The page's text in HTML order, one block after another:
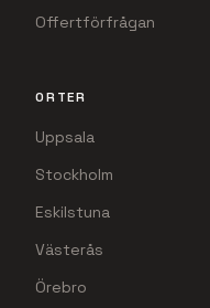
Offertförfrågan
ORTER
Uppsala
Stockholm
Eskilstuna
Västerås
Örebro